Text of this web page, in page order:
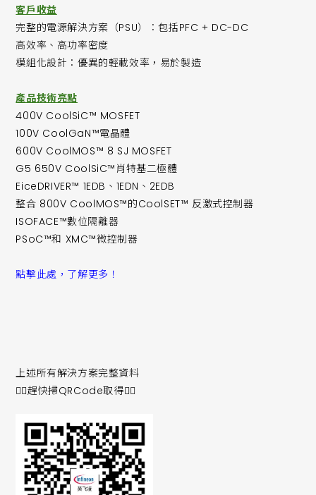
客戶收益
完整的電源解決方案（PSU）：包括PFC + DC-DC
高效率、高功率密度
模組化設計：優異的輕載效率，易於製造
產品技術亮點
400V CoolSiC™ MOSFET
100V CoolGaN™電晶體
600V CoolMOS™ 8 SJ MOSFET
G5 650V CoolSiC™肖特基二極體
EiceDRIVER™ 1EDB、1EDN、2EDB
整合 800V CoolMOS™的CoolSET™ 反激式控制器
ISOFACE™數位隔離器
PSoC™和 XMC™微控制器
點擊此處，了解更多！
上述所有解決方案完整資料
👇🏻趕快掃QRCode取得👇🏻